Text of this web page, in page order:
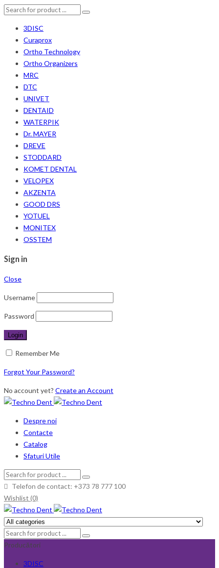
3DISC
Curaprox
Ortho Technology
Ortho Organizers
MRC
DTC
UNIVET
DENTAID
WATERPIK
Dr. MAYER
DREVE
STODDARD
KOMET DENTAL
VELOPEX
AKZENTA
GOOD DRS
YOTUEL
MONITEX
OSSTEM
Sign in
Close
Username
Password
Remember Me
Forgot Your Password?
No account yet? Create an Account
Despre noi
Contacte
Catalog
Sfaturi Utile
Telefon de contact: +373 78 777 100
Wishlist (0)
Producători
3DISC